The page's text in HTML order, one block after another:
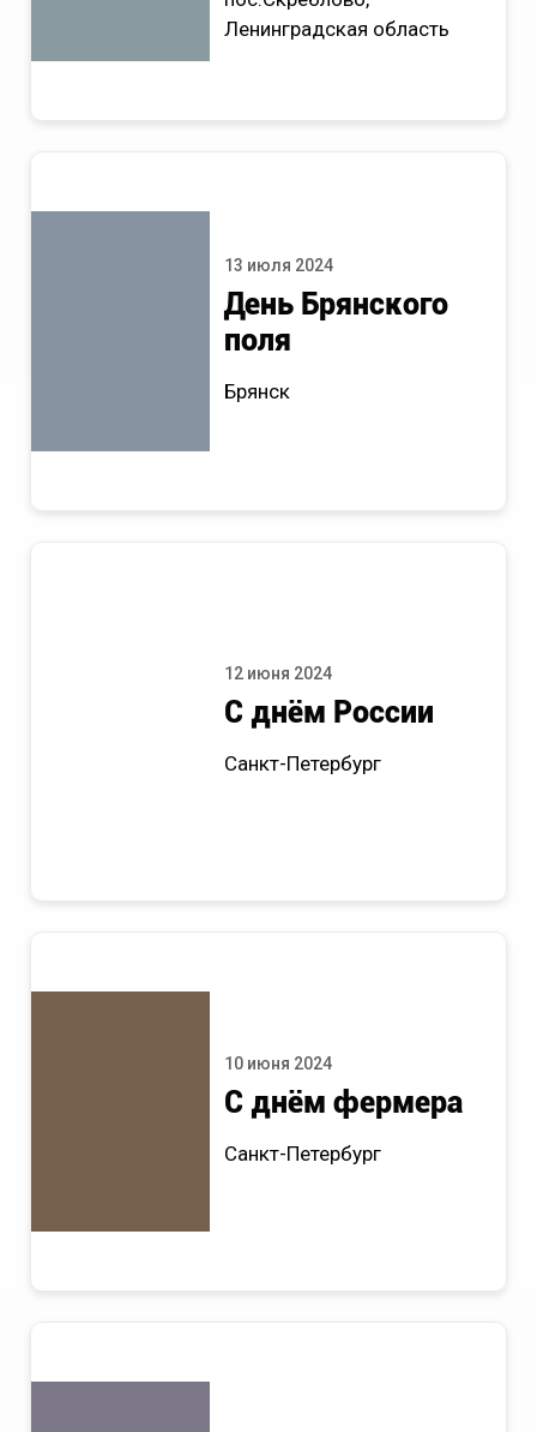
Ленинградская область
13 июля 2024
День Брянского
поля
Брянск
12 июня 2024
С днём России
Санкт-Петербург
10 июня 2024
С днём фермера
Санкт-Петербург